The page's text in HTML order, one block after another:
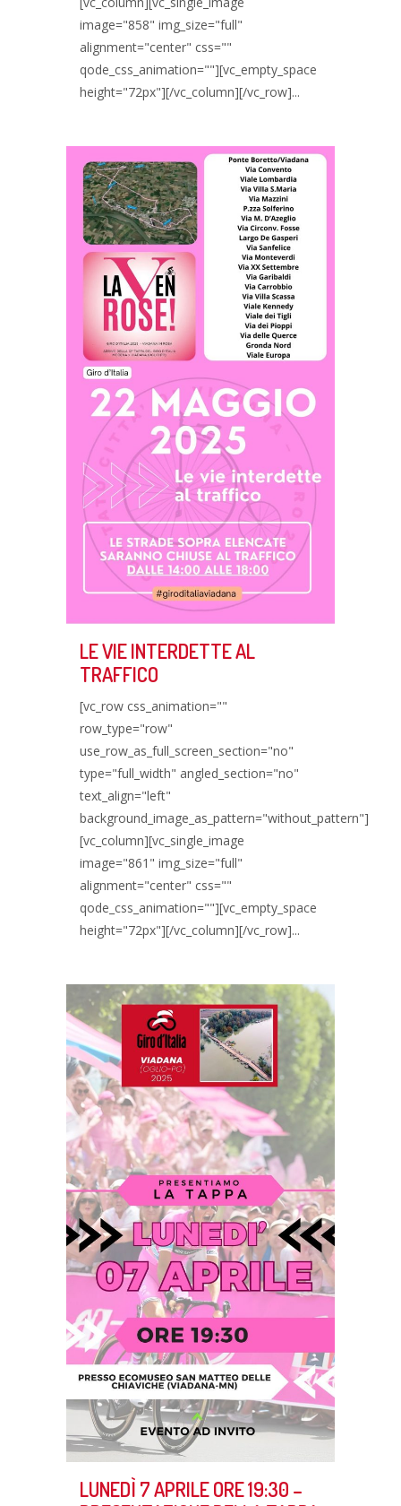
image="858" img_size="full"
alignment="center" css=""
qode_css_animation=""][vc_empty_space
height="72px"][/vc_column][/vc_row]...
LE VIE INTERDETTE AL
TRAFFICO
[vc_row css_animation=""
row_type="row"
use_row_as_full_screen_section="no"
type="full_width" angled_section="no"
text_align="left"
background_image_as_pattern="without_pattern"]
[vc_column][vc_single_image
image="861" img_size="full"
alignment="center" css=""
qode_css_animation=""][vc_empty_space
height="72px"][/vc_column][/vc_row]...
LUNEDÌ 7 APRILE ORE 19:30 –